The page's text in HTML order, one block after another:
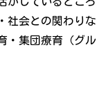
社会との関わりな
・集団療育（グル